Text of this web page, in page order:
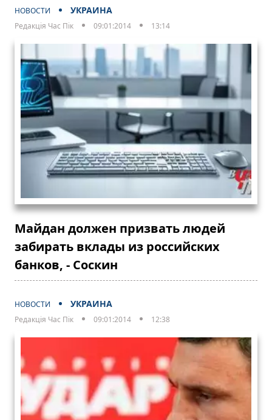
НОВОСТИ УКРАИНА
Редакція Час Пік 09:01:2014 13:14
Майдан должен призвать людей
забирать вклады из российских
банков, - Соскин
НОВОСТИ УКРАИНА
Редакція Час Пік 09:01:2014 12:38